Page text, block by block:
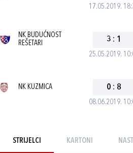
17.05.2019.
25.05.2019.
NK BUDUĆNOST
REŠETARI
3 : 1
08.06.2019.
NK KUZMICA 0 : 8
STRIJELCI KARTONI